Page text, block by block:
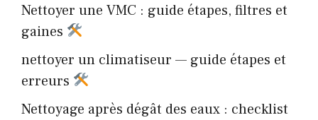
Nettoyer une VMC : guide étapes, filtres et
gaines
nettoyer un climatiseur — guide étapes et
erreurs
Nettoyage après dégât des eaux : checklist